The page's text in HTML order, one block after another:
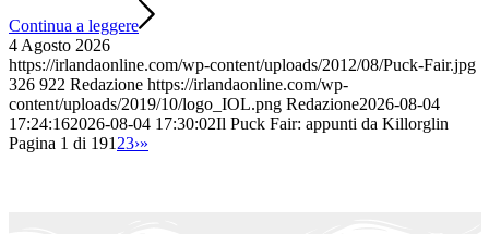
Continua a leggere
4 Agosto 2026
https://irlandaonline.com/wp-content/uploads/2012/08/Puck-Fair.jpg
326 922 Redazione https://irlandaonline.com/wp-
content/uploads/2019/10/logo_IOL.png Redazione2026-08-04
17:24:162026-08-04 17:30:02Il Puck Fair: appunti da Killorglin
Pagina 1 di 19123›»